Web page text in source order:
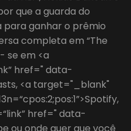
que a guarda do
para ganhar o prêmio
completa em “The
se em <a
href=" data-
<a target="_blank"
href=" data-